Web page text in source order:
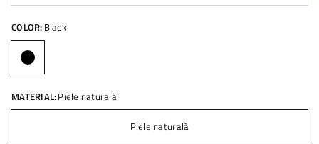
COLOR: Black
MATERIAL:Piele naturală
Piele naturală